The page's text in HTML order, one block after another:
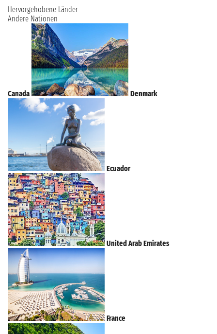
Hervorgehobene Länder
Andere Nationen
Canada Denmark
Ecuador
United Arab Emirates
France